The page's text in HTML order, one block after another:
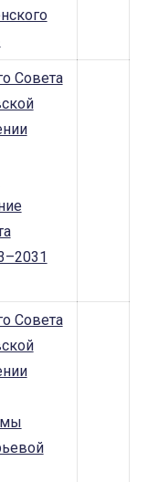
Совета
Совета